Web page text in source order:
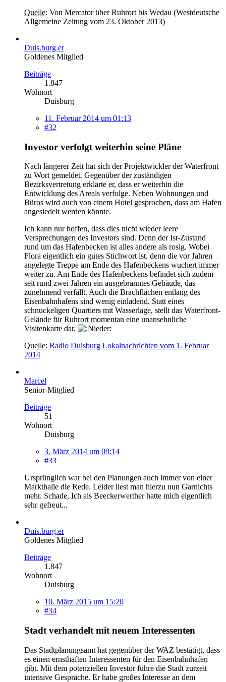
Quelle: Von Mercator über Ruhrort bis Wedau (Westdeutsche
Allgemeine Zeitung vom 23. Oktober 2013)
Duis.burg.er
Goldenes Mitglied
Beiträge
1.847
Wohnort
Duisburg
11. Februar 2014 um 01:13
#32
Investor verfolgt weiterhin seine Pläne
Nach längerer Zeit hat sich der Projektwickler der Waterfront
zu Wort gemeldet. Gegenüber der zuständigen
Bezirksvertretung erklärte er, dass er weiterhin die
Entwicklung des Areals verfolge. Neben Wohnungen und
Büros wird auch von einem Hotel gesprochen, dass am Hafen
angesiedelt werden könnte.
Ich kann nur hoffen, dass dies nicht wieder leere
Versprechungen des Investors sind. Denn der Ist-Zustand
rund um das Hafenbecken ist alles andere als rosig. Wobei
Flora eigentlich ein gutes Stichwort ist, denn die vor Jahren
angelegte Treppe am Ende des Hafenbeckens wuchert immer
weiter zu. Am Ende des Hafenbeckens befindet sich zudem
seit rund zwei Jahren ein ausgebranntes Gebäude, das
zunehmend verfällt. Auch die Brachflächen entlang des
Eisenbahnhafens sind wenig einladend. Statt eines
schnuckeligen Quartiers mit Wasserlage, stellt das Waterfront-
Gelände für Ruhrort momentan eine unansehnliche
Visitenkarte dar.
Quelle: Radio Duisburg Lokalnachrichten vom 1. Februar
2014
Marcel
Senior-Mitglied
Beiträge
51
Wohnort
Duisburg
3. März 2014 um 09:14
#33
Ursprünglich war bei den Planungen auch immer von einer
Markthalle die Rede. Leider liest man hierzu nun Garnichts
mehr. Schade, Ich als Beeckerwerther hatte mich eigentlich
sehr gefreut...
Duis.burg.er
Goldenes Mitglied
Beiträge
1.847
Wohnort
Duisburg
10. März 2015 um 15:20
#34
Stadt verhandelt mit neuem Interessenten
Das Stadtplanungsamt hat gegenüber der WAZ bestätigt, dass
es einen ernsthaften Interessenten für den Eisenbahnhafen
gibt. Mit dem potenziellen Investor führe die Stadt zurzeit
intensive Gespräche. Er habe großes Interesse an dem